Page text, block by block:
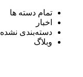
تمام دسته ها
اخبار
دسته‌بندی نشده
وبلاگ